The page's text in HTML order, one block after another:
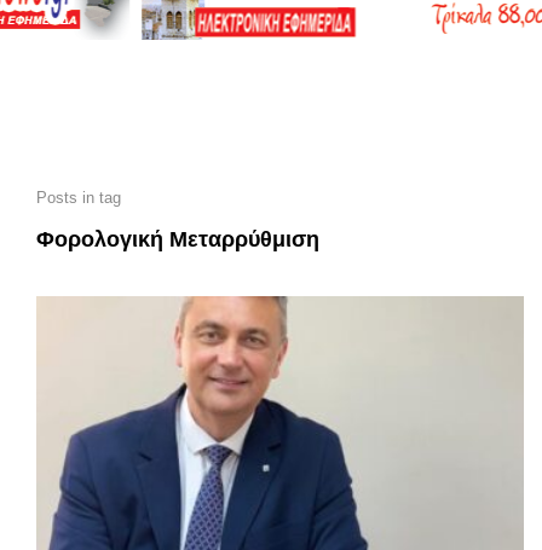
Posts in tag
Φορολογική Μεταρρύθμιση